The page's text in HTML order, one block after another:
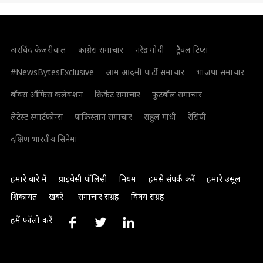
अरविंद केजरीवाल कांग्रेस समाचार नरेंद्र मोदी
ट्रैवल टिप्स
#NewsBytesExclusive
आम आदमी पार्टी समाचार
भाजपा समाचार
बॉक्स ऑफिस कलेक्शन
क्रिकेट समाचार
फुटबॉल समाचार
लेटेस्ट स्मार्टफोन्स
पाकिस्तान समाचार राहुल गांधी
रेसिपी
दक्षिण भारतीय सिनेमा
हमारे बारे में प्राइवेसी पॉलिसी नियम हमसे संपर्क करें
हमारे उसूल
शिकायत
खबरें समाचार संग्रह विषय संग्रह
हमें फॉलो करें